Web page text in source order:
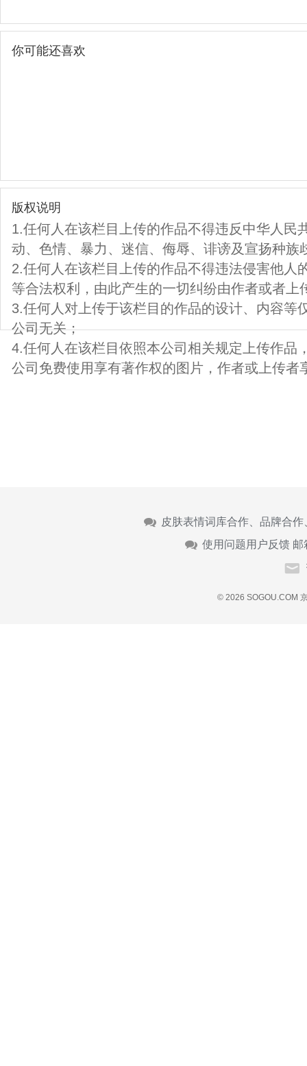
你可能还喜欢
版权说明
1.任何人在该栏目上传的作品不得违反中华人民
动、色情、暴力、迷信、侮辱、诽谤及宣扬种族
2.任何人在该栏目上传的作品不得违法侵害他人
等合法权利，由此产生的一切纠纷由作者或者上
3.任何人对上传于该栏目的作品的设计、内容等
公司无关；
4.任何人在该栏目依照本公司相关规定上传作品
公司免费使用享有著作权的图片，作者或上传者
皮肤表情词库合作、品牌合
使用问题用户反馈 邮
© 2026 SOGOU.COM